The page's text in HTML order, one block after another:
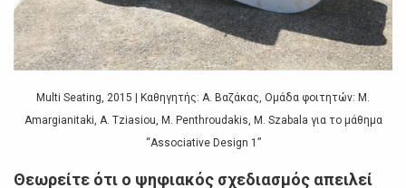
Multi Seating, 2015 | Καθηγητής: A. Βαζάκας, Ομάδα φοιτητών: M.
Amargianitaki, A. Tziasiou, M. Penthroudakis, M. Szabala για το μάθημα
“Associative Design 1”
Θεωρείτε ότι ο ψηφιακός σχεδιασμός απειλεί